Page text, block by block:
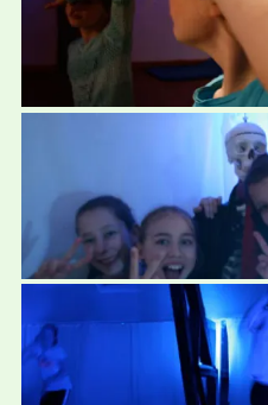
Ferienpass Solothurn 2017
August